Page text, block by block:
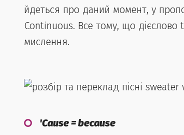
йдеться про даний момент, у
Continuous. Все тому, що дієслово
мислення.
'Cause = because